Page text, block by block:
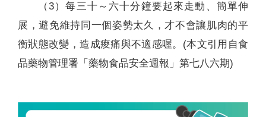
（3）每三十～六十分鐘要起來走動、簡單伸
展，避免維持同一個姿勢太久，才不會讓肌肉的平
衡狀態改變，造成痠痛與不適感喔。(本文引用自食
品藥物管理署「藥物食品安全週報」第七八六期)